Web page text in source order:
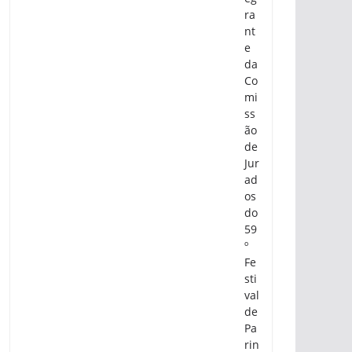
ra
nt
e
da
Co
mi
ss
ão
de
Jur
ad
os
do
59
º
Fe
sti
val
de
Pa
rin